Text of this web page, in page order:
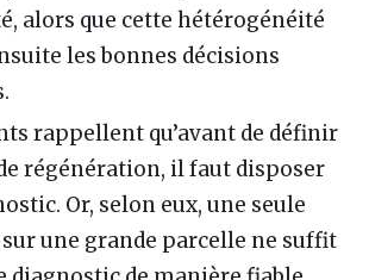
alors que cette hétérogénéité
les bonnes décisions
rappellent qu’avant de définir
régénération, il faut disposer
Or, selon eux, une seule
sur une grande parcelle ne suffit